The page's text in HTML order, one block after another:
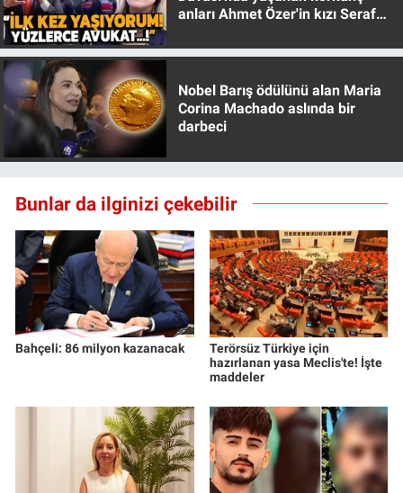
anları Ahmet Özer'in kızı Seraf
Nobel Barış ödülünü alan Maria
Corina Machado aslında bir
darbeci
Bunlar da ilginizi çekebilir
Bahçeli: 86 milyon kazanacak
Terörsüz Türkiye için
hazırlanan yasa Meclis'te! İşte
maddeler